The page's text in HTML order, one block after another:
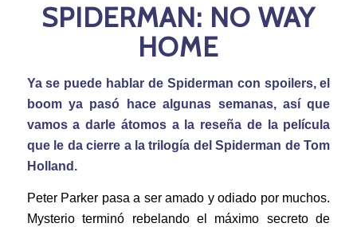
SPIDERMAN: NO WAY
HOME
Ya se puede hablar de Spiderman con spoilers, el
boom ya pasó hace algunas semanas, así que
vamos a darle átomos a la reseña de la película
que le da cierre a la trilogía del Spiderman de Tom
Holland.
Peter Parker pasa a ser amado y odiado por muchos.
Mysterio terminó rebelando el máximo secreto de